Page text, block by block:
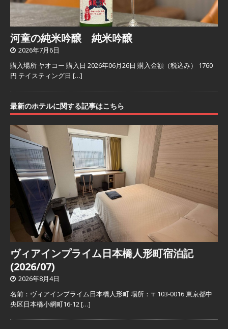
河童の純米吟醸 純米吟醸
2026年7月6日
購入場所 ヤオコー 購入日 2026年06月26日 購入金額（税込み） 1760
円 テイスティング日 […]
最新のホテルに関する記事はこちら
ヴィアインプライム日本橋人形町宿泊記
(2026/07)
2026年8月4日
名前：ヴィアインプライム日本橋人形町 場所：〒103-0016 東京都中
央区日本橋小網町16-12[…]